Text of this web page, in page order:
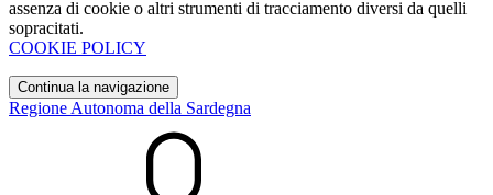
assenza di cookie o altri strumenti di tracciamento diversi da quelli
sopracitati.
COOKIE POLICY
Continua la navigazione
Regione Autonoma della Sardegna